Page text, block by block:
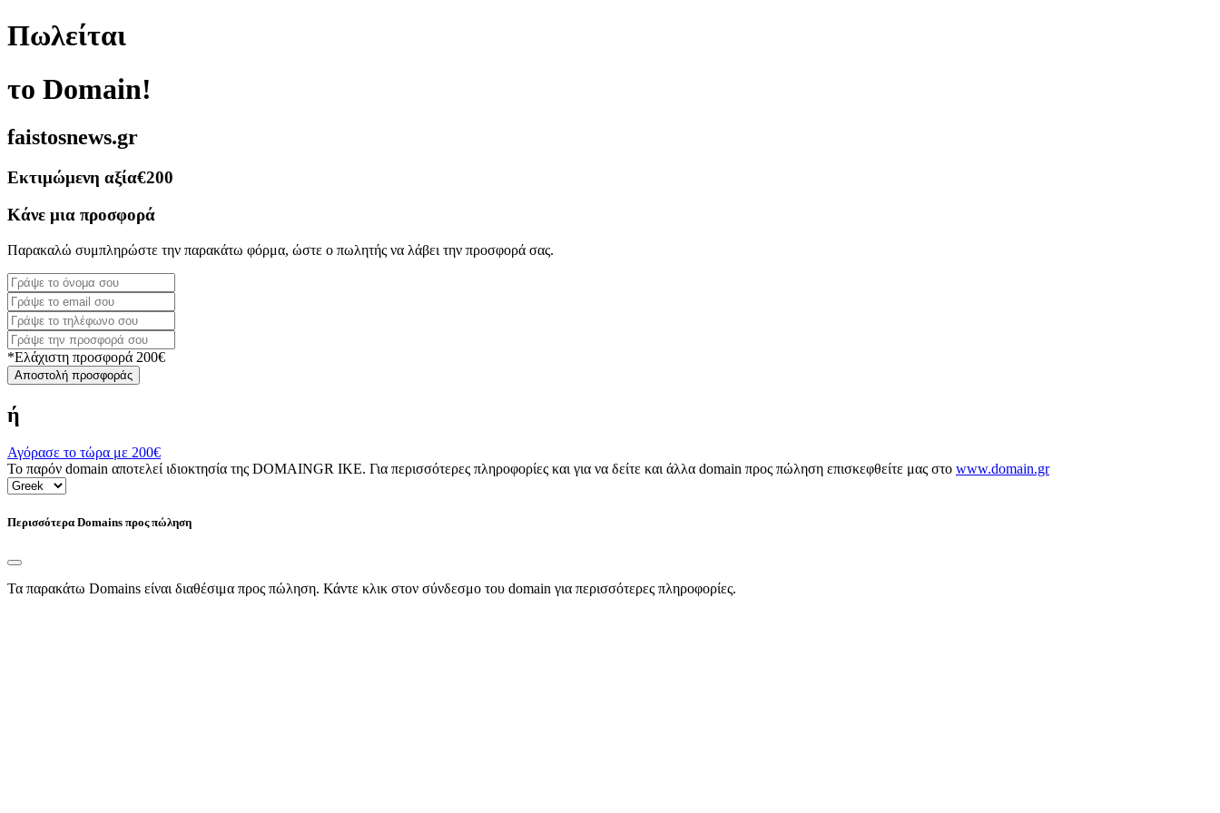
Πωλείται
το Domain!
faistosnews.gr
Εκτιμώμενη αξία€200
Κάνε μια προσφορά
Παρακαλώ συμπληρώστε την παρακάτω φόρμα, ώστε ο πωλητής να λάβει την προσφορά σας.
*Ελάχιστη προσφορά 200€
Αποστολή προσφοράς
ή
Αγόρασε το τώρα με 200€
Το παρόν domain αποτελεί ιδιοκτησία της DOMAINGR ΙΚΕ. Για περισσότερες πληροφορίες και για να δείτε και άλλα domain προς πώληση επισκεφθείτε μας στο www.domain.gr
Περισσότερα Domains προς πώληση
Τα παρακάτω Domains είναι διαθέσιμα προς πώληση. Κάντε κλικ στον σύνδεσμο του domain για περισσότερες πληροφορίες.